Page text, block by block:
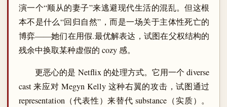
演一个“顺从的妻子”来逃避现代生活的混乱。但这根
本不是什么“回归自然”，而是一场关于主体性死亡的
博弈——她们在用假.最优解表达，试图在父权结构的
残余中换取某种虚假的 cozy 感。
更恶心的是 Netflix 的处理方式。它用一个 diverse
cast 来应对 Megyn Kelly 这种右翼的攻击，试图通过
representation（代表性）来替代 substance（实质）。